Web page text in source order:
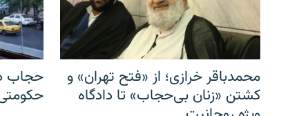
محمدباقر خرازی؛ از «فتح تهران» و
کشتن «زنان بی‌حجاب» تا دادگاه
حجاب